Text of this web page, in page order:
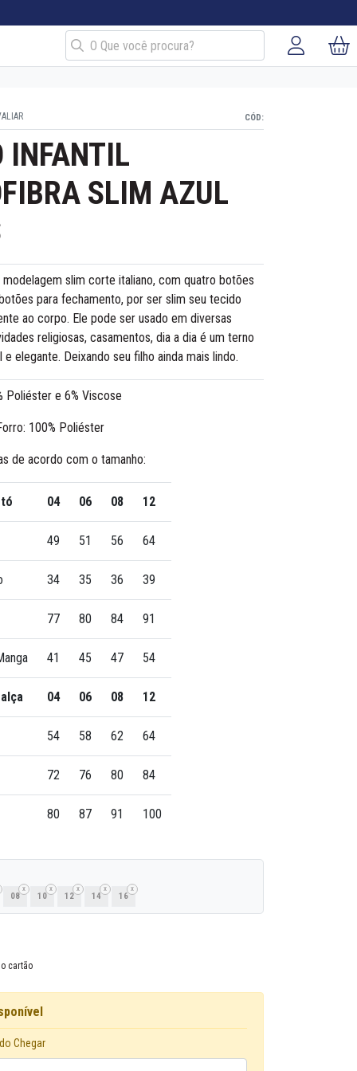
CÓD:
INFANTIL
SLIM AZUL
slim corte italiano, com quatro botões
para fechamento, por ser slim seu tecido
ao corpo. Ele pode ser usado em diversas
religiosas, casamentos, dia a dia é um terno
elegante. Deixando seu filho ainda mais lindo.
Poliéster e 6% Viscose
100% Poliéster
de acordo com o tamanho:
04 06 08 12
49 51 56 64
34 35 36 39
77 80 84 91
41 45 47 54
04 06 08 12
54 58 62 64
72 76 80 84
80 87 91 100
08 10 12 14 16
cartão
Chegar